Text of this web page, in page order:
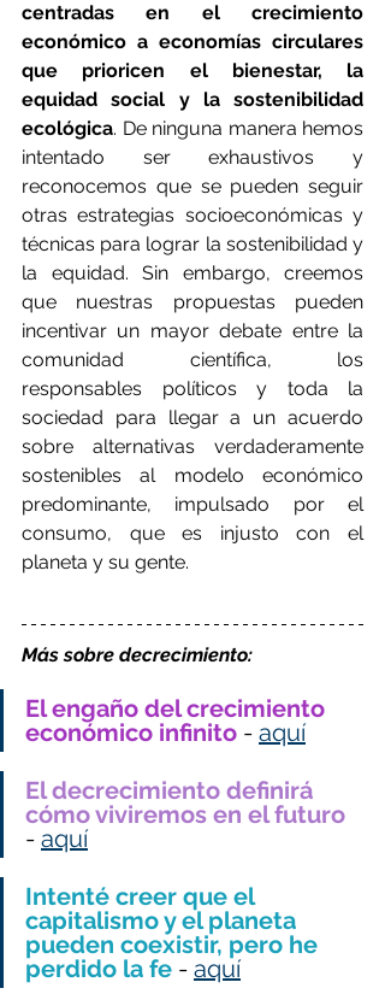
centradas en el crecimiento
económico a economías circulares
que prioricen el bienestar, la
equidad social y la sostenibilidad
ecológica. De ninguna manera hemos
intentado ser exhaustivos y
reconocemos que se pueden seguir
otras estrategias socioeconómicas y
técnicas para lograr la sostenibilidad y
la equidad. Sin embargo, creemos
que nuestras propuestas pueden
incentivar un mayor debate entre la
comunidad científica, los
responsables políticos y toda la
sociedad para llegar a un acuerdo
sobre alternativas verdaderamente
sostenibles al modelo económico
predominante, impulsado por el
consumo, que es injusto con el
planeta y su gente.
Más sobre decrecimiento:
El engaño del crecimiento
económico infinito - aquí
El decrecimiento definirá
cómo viviremos en el futuro
- aquí
Intenté creer que el
capitalismo y el planeta
pueden coexistir, pero he
perdido la fe - aquí